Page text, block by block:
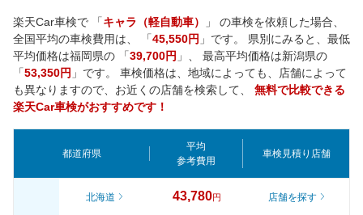
楽天Car車検で 「キャラ（軽自動車）
」 の車検を依頼した場合、
全国平均の車検費用は、 「45,550円 」です。 県別にみると、最低
平均価格は福岡県の 「39,700円 」、 最高平均価格は新潟県の
「53,350円 」です。 車検価格は、地域によっても、店舗によって
も異なりますので、お近くの店舗を検索して、 無料で比較できる
楽天Car車検がおすすめです！
都道府県
平均
参考費用
車検見積り店舗
北海道 43,780円 店舗を探す